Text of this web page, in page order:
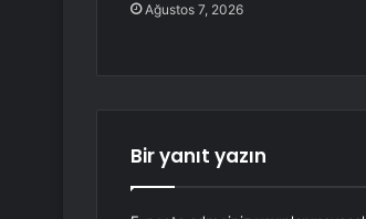
Ağustos 7, 2026
Bir yanıt yazın